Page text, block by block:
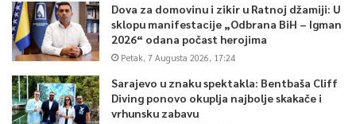
Dova za domovinu i zikir u Ratnoj džamiji: U
sklopu manifestacije „Odbrana BiH – Igman
2026“ odana počast herojima
Petak, 7 Augusta 2026, 17:24
Sarajevo u znaku spektakla: Bentbaša Cliff
Diving ponovo okuplja najbolje skakače i
vrhunsku zabavu